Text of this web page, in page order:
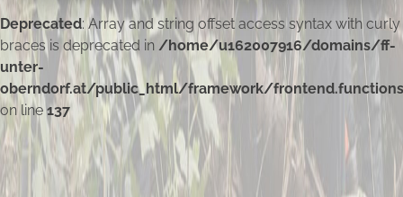
Deprecated: Array and string offset access syntax with curly
braces is deprecated in /home/u162007916/domains/ff-
unter-
oberndorf.at/public_html/framework/
on line137